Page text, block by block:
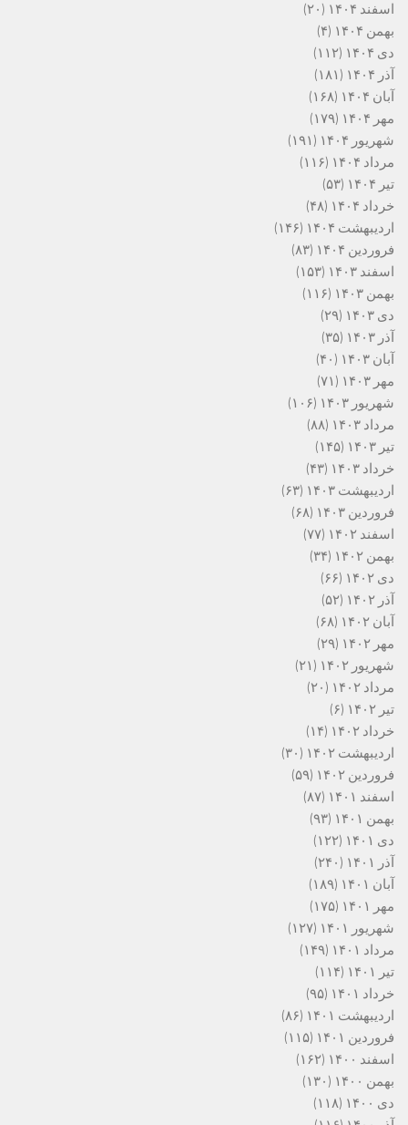
اسفند ۱۴۰۴
(۲۰)
بهمن ۱۴۰۴
(۴)
دی ۱۴۰۴
(۱۱۲)
آذر ۱۴۰۴
(۱۸۱)
آبان ۱۴۰۴
(۱۶۸)
مهر ۱۴۰۴
(۱۷۹)
شهریور ۱۴۰۴
(۱۹۱)
مرداد ۱۴۰۴
(۱۱۶)
تیر ۱۴۰۴
(۵۳)
خرداد ۱۴۰۴
(۴۸)
اردیبهشت ۱۴۰۴
(۱۴۶)
فروردین ۱۴۰۴
(۸۳)
اسفند ۱۴۰۳
(۱۵۳)
بهمن ۱۴۰۳
(۱۱۶)
دی ۱۴۰۳
(۲۹)
آذر ۱۴۰۳
(۳۵)
آبان ۱۴۰۳
(۴۰)
مهر ۱۴۰۳
(۷۱)
شهریور ۱۴۰۳
(۱۰۶)
مرداد ۱۴۰۳
(۸۸)
تیر ۱۴۰۳
(۱۴۵)
خرداد ۱۴۰۳
(۴۳)
اردیبهشت ۱۴۰۳
(۶۳)
فروردین ۱۴۰۳
(۶۸)
اسفند ۱۴۰۲
(۷۷)
بهمن ۱۴۰۲
(۳۴)
دی ۱۴۰۲
(۶۶)
آذر ۱۴۰۲
(۵۲)
آبان ۱۴۰۲
(۶۸)
مهر ۱۴۰۲
(۲۹)
شهریور ۱۴۰۲
(۲۱)
مرداد ۱۴۰۲
(۲۰)
تیر ۱۴۰۲
(۶)
خرداد ۱۴۰۲
(۱۴)
اردیبهشت ۱۴۰۲
(۳۰)
فروردین ۱۴۰۲
(۵۹)
اسفند ۱۴۰۱
(۸۷)
بهمن ۱۴۰۱
(۹۳)
دی ۱۴۰۱
(۱۲۲)
آذر ۱۴۰۱
(۲۴۰)
آبان ۱۴۰۱
(۱۸۹)
مهر ۱۴۰۱
(۱۷۵)
شهریور ۱۴۰۱
(۱۲۷)
مرداد ۱۴۰۱
(۱۴۹)
تیر ۱۴۰۱
(۱۱۴)
خرداد ۱۴۰۱
(۹۵)
اردیبهشت ۱۴۰۱
(۸۶)
فروردین ۱۴۰۱
(۱۱۵)
اسفند ۱۴۰۰
(۱۶۲)
بهمن ۱۴۰۰
(۱۳۰)
دی ۱۴۰۰
(۱۱۸)